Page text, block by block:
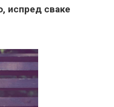
испред сваке